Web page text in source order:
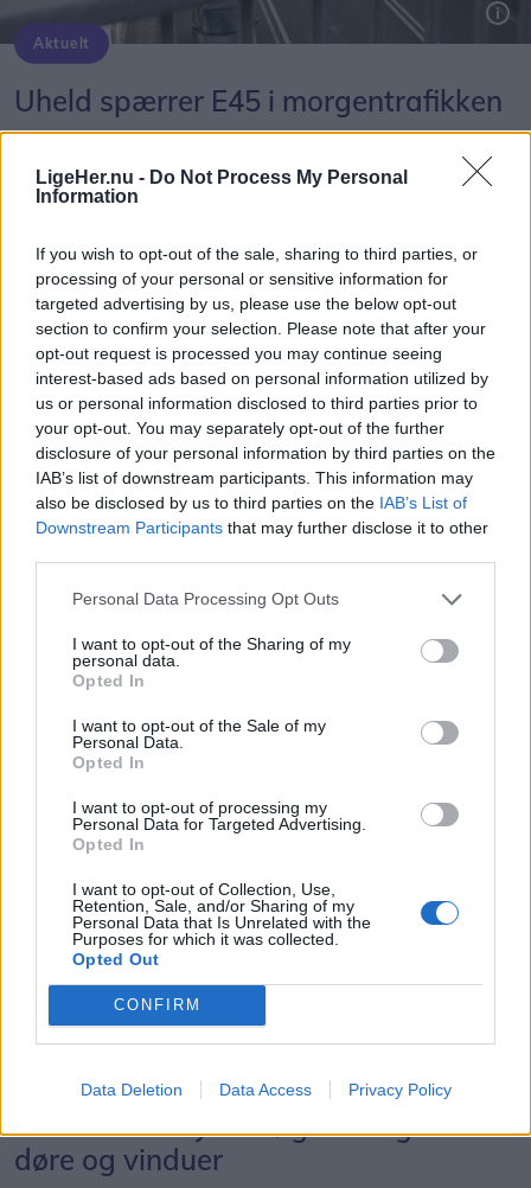
LigeHer.nu - Do Not Process My Personal
Information
If you wish to opt-out of the sale, sharing to third parties, or
processing of your personal or sensitive information for
targeted advertising by us, please use the below opt-out
section to confirm your selection. Please note that after your
opt-out request is processed you may continue seeing
interest-based ads based on personal information utilized by
us or personal information disclosed to third parties prior to
your opt-out. You may separately opt-out of the further
disclosure of your personal information by third parties on the
IAB’s list of downstream participants. This information may
also be disclosed by us to third parties on the IAB’s List of
Downstream Participants that may further disclose it to other
Personal Data Processing Opt Outs
I want to opt-out of the Sharing of my
personal data.
Opted In
I want to opt-out of the Sale of my
Personal Data.
Opted In
I want to opt-out of processing my
Personal Data for Targeted Advertising.
Opted In
I want to opt-out of Collection, Use,
Retention, Sale, and/or Sharing of my
Personal Data that Is Unrelated with the
Purposes for which it was collected.
Opted Out
CONFIRM
Data Deletion Data Access Privacy Policy
Aktuelt
Uheld spærrer E45 i morgentrafikken
05. august 2026 kl. 07.40
AALBORG: Onsdag morgen er der sket et uheld
på E45 fra Nørresundby mod Aalborg mellem
afkørsel 26 T.H. Sauersvej og afkørsel 27 Aalborg
Det fremgår af Vejdirektoratets Trafikinfo.
Uheldsstedet er sikret, men som følge af vragdele
Det endelige arbejde forventes at være færdigt
omkring 08.30.
Brand i Vestbyen: Søg væk og luk
døre og vinduer